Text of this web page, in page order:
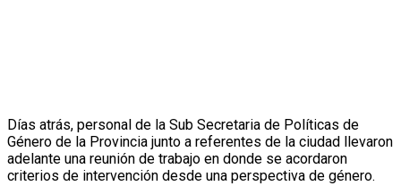
Días atrás, personal de la Sub Secretaria de Políticas de
Género de la Provincia junto a referentes de la ciudad llevaron
adelante una reunión de trabajo en donde se acordaron
criterios de intervención desde una perspectiva de género.